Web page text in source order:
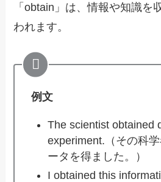
「obtain」は、情報や知識を
われます。
例文
The scientist obtained
experiment.（その科
ータを得ました。）
I obtained this